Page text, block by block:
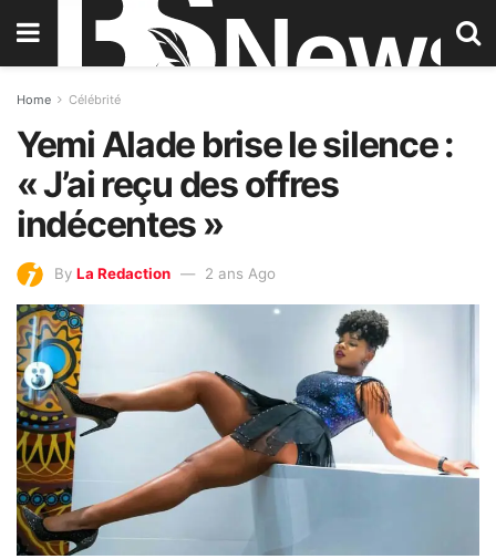
Home Célébrité
Yemi Alade brise le silence :
« J’ai reçu des offres
indécentes »
By La Redaction 2 ans Ago